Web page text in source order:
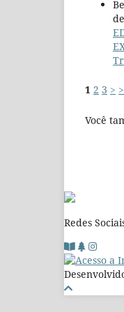
1 2 3 >
Você
Redes